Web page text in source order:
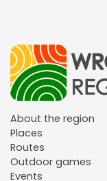
About the region
Places
Routes
Outdoor games
Events